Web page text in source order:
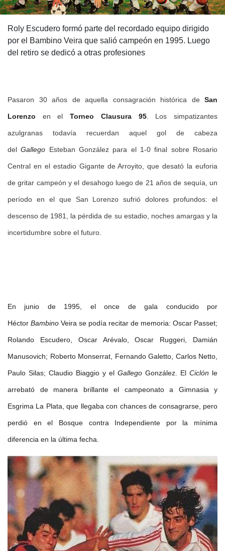
Roly Escudero formó parte del recordado equipo dirigido
por el Bambino Veira que salió campeón en 1995. Luego
del retiro se dedicó a otras profesiones
Pasaron 30 años de aquella consagración histórica de San
Lorenzo en elTorneo Clausura 95. Los simpatizantes
azulgranas todavía recuerdan aquel gol de cabeza
delGallego Esteban González para el 1-0 final sobre Rosario
Central en el estadio Gigante de Arroyito, que desató la euforia
de gritar campeón y el desahogo luego de 21 años de sequía, un
período en el que San Lorenzo sufrió dolores profundos: el
descenso de 1981, la pérdida de su estadio, noches amargas y la
incertidumbre sobre el futuro.
En junio de 1995, el once de gala conducido por
Héctor Bambino Veira se podía recitar de memoria: Oscar Passet;
Rolando Escudero, Oscar Arévalo, Oscar Ruggeri, Damián
Manusovich; Roberto Monserrat, Fernando Galetto, Carlos Netto,
Paulo Silas; Claudio Biaggio y el Gallego González. El Ciclón le
arrebató de manera brillante el campeonato a Gimnasia y
Esgrima La Plata, que llegaba con chances de consagrarse, pero
perdió en el Bosque contra Independiente por la mínima
diferencia en la última fecha.